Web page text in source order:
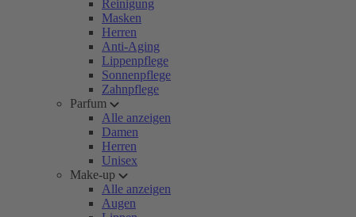
Reinigung
Masken
Herren
Anti-Aging
Lippenpflege
Sonnenpflege
Zahnpflege
Parfum
Alle anzeigen
Damen
Herren
Unisex
Make-up
Alle anzeigen
Augen